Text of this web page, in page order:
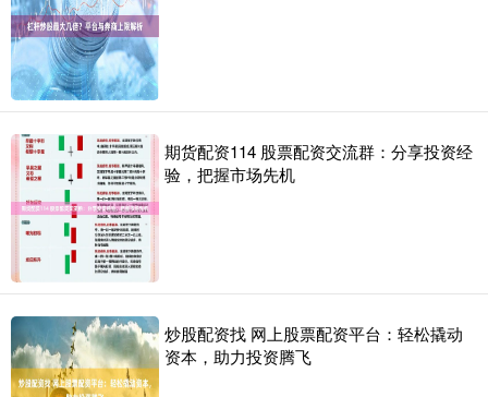
期货配资114 股票配资交流群：分享投资经
验，把握市场先机
炒股配资找 网上股票配资平台：轻松撬动
资本，助力投资腾飞